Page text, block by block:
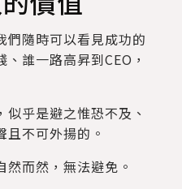
們隨時可以看見成功的
誰一路高昇到CEO，
乎是避之惟恐不及、
不可外揚的。
而然，無法避免。